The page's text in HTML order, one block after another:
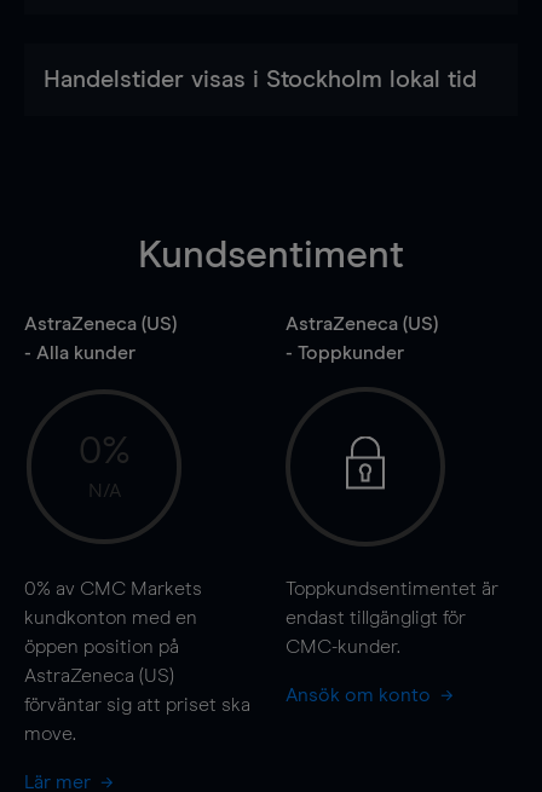
Handelstider visas i Stockholm lokal tid
Kundsentiment
AstraZeneca (US)
- Alla kunder
0%
N/A
0% av CMC Markets
kundkonton med en
öppen position på
AstraZeneca (US)
förväntar sig att priset ska
move.
Lär mer
AstraZeneca (US)
- Toppkunder
Toppkundsentimentet är
endast tillgängligt för
CMC-kunder.
Ansök om konto